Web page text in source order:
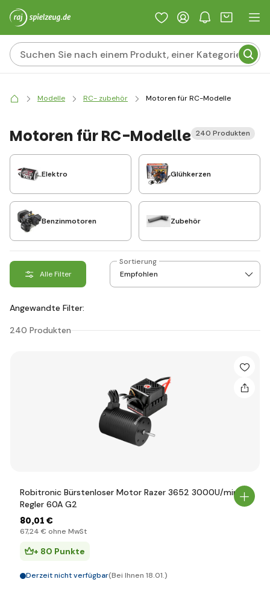
Modelle RC- zubehör Motoren für RC-Modelle
Motoren für RC-Modelle 240 Produkten
Elektro Glühkerzen
Benzinmotoren Zubehör
Alle Filter
Sortierung
Angewandte Filter:
240 Produkten
Robitronic Bürstenloser Motor Razer 3652 3000U/min,
Regler 60A G2
80,01 €
67,24 € ohne MwSt
+ 80 Punkte
Derzeit nicht verfügbar(Bei Ihnen 18.01.)